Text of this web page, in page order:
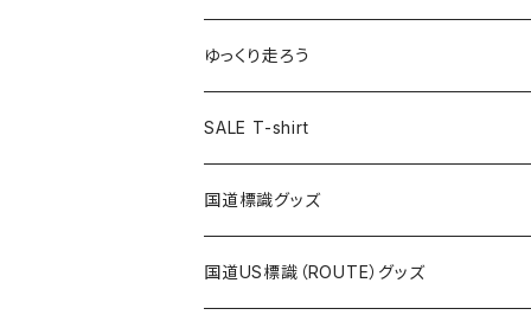
トートバッグ
ランチバッグ
エコバッグ
クリアファイル
キーホルダー
クリアファイル
Tシャツ
ステッカー
サコッシュ
ホテルキーホルダー
モーテルキーホルダー
トートバッグ
クリアファイル
マスク
エコバッグ
千葉ロッテマリーンズコラボ
エコバッグ
ステッカー
モーテルキーホルダー
ホテルキーホルダー
キャップ
ステッカー
ホテルキーホルダー
Tシャツ
キャップ
ステッカー
ゆっくり走ろう
Tシャツ
ステッカー
ホテルキーホルダー
SALE T-shirt
国道標識グッズ
ステッカー
国道US標識（ROUTE）グッズ